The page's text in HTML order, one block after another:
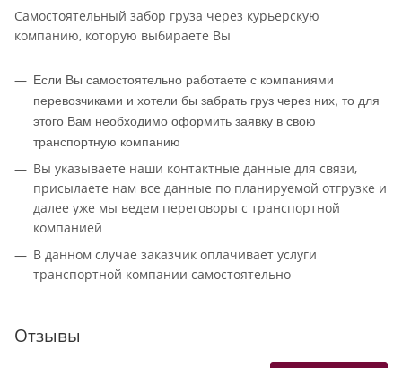
Самостоятельный забор груза через курьерскую
компанию, которую выбираете Вы
Если Вы самостоятельно работаете с компаниями
перевозчиками и хотели бы забрать груз через них, то для
этого Вам необходимо оформить заявку в свою
транспортную компанию
Вы указываете наши контактные данные для связи,
присылаете нам все данные по планируемой отгрузке и
далее уже мы ведем переговоры с транспортной
компанией
В данном случае заказчик оплачивает услуги
транспортной компании самостоятельно
Отзывы